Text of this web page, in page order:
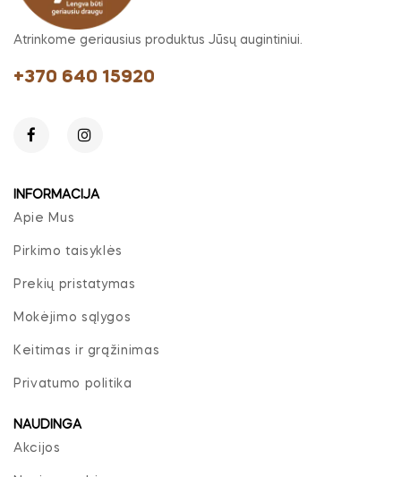
Atrinkome geriausius produktus Jūsų augintiniui.
+370 640 15920
INFORMACIJA
Apie Mus
Pirkimo taisyklės
Prekių pristatymas
Mokėjimo sąlygos
Keitimas ir grąžinimas
Privatumo politika
NAUDINGA
Akcijos